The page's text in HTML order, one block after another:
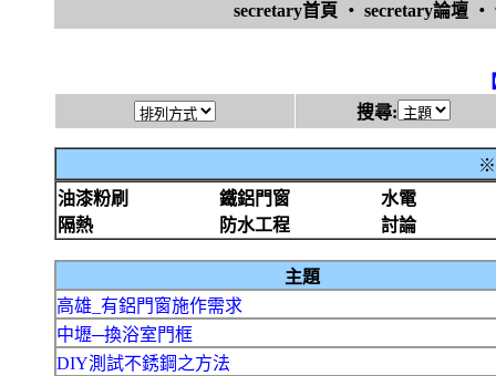
secretary首頁 ‧ secretary論壇 ‧
搜尋:
※
油漆粉刷
鐵鋁門窗
水電
隔熱
防水工程 討論
主題
高雄_有鋁門窗施作需求
中壢─換浴室門框
DIY測試不銹鋼之方法